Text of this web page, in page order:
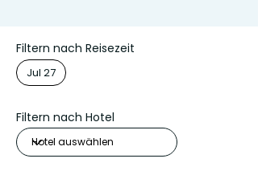
Filtern nach Reisezeit
Jul 27
Filtern nach Hotel